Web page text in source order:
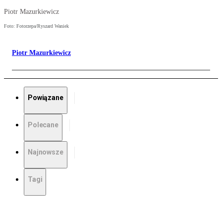
Piotr Mazurkiewicz
Foto: Fotorzepa/Ryszard Waniek
Piotr Mazurkiewicz
Powiązane
Polecane
Najnowsze
Tagi